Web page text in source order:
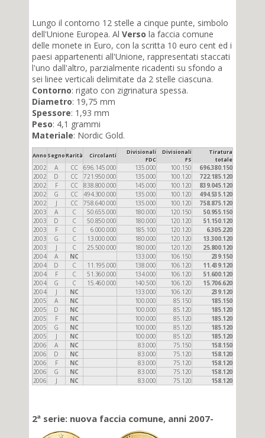
Lungo il contorno 12 stelle a cinque punte, simbolo
dell'Unione Europea. Al Verso la faccia comune
delle monete in Euro, con la scritta 10 euro cent ed i
paesi appartenenti all'Unione, rappresentati staccati
l'uno dall'altro, parzialmente ricadenti su sfondo a
sei linee verticali delimitate da 2 stelle ciascuna.
Contorno: rigato con zigrinatura spessa.
Diametro: 19,75 mm
Spessore: 1,93 mm
Peso: 4,1 grammi
Materiale: Nordic Gold.
AnnoSegnoRarità Circolanti
Divisionali
FDC
Divisionali
FS
Tiratura
totale
2002 A CC 696.145.000 135.000 100.150
696.380.150
2002
D CC 721.950.000 135.000 100.120
722.185.120
2002
F CC 838.800.000 145.000 100.120
839.045.120
2002
G CC 494.300.000 135.000 100.120
494.535.120
2002
J CC 758.640.000 135.000 100.120
758.875.120
2003
A C 50.655.000 180.000 120.150
50.955.150
2003
D C 50.850.000 180.000 120.120
51.150.120
2003
F C 6.000.000 185.100 120.120
6.305.220
2003
G C 13.000.000 180.000 120.120
13.300.120
2003
J C 25.500.000 180.000 120.120
25.800.120
2004
A NC 133.000 106.150
239.150
2004
D C 11.195.000 138.000 106.120
11.439.120
2004
F C 51.360.000 134.000 106.120
51.600.120
2004
G C 15.460.000 140.500 106.120
15.706.620
2004
J NC 133.000 106.120
239.120
2005
A NC 100.000 85.150
185.150
2005
D NC 100.000 85.120
185.120
2005
F NC 100.000 85.120
185.120
2005
G NC 100.000 85.120
185.120
2005
J NC 100.000 85.120
185.120
2006
A NC 83.000 75.150
158.150
2006
D NC 83.000 75.120
158.120
2006
F NC 83.000 75.120
158.120
2006
G NC 83.000 75.120
158.120
2006
J NC 83.000 75.120 158.120
2ª serie: nuova faccia comune, anni 2007-